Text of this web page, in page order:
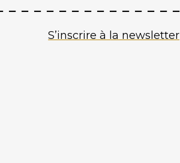
S’inscrire à la newsletter